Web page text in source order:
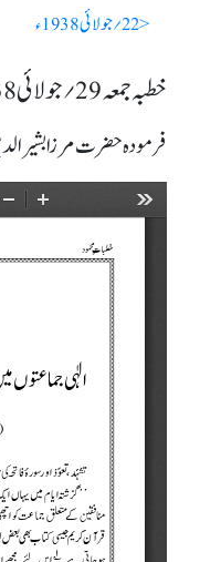
< 22؍ جولائی 1938ء
خطبہ جمعہ 29؍ جولائی 1938ء
فرمودہ حضرت مرزا بشیرالدین